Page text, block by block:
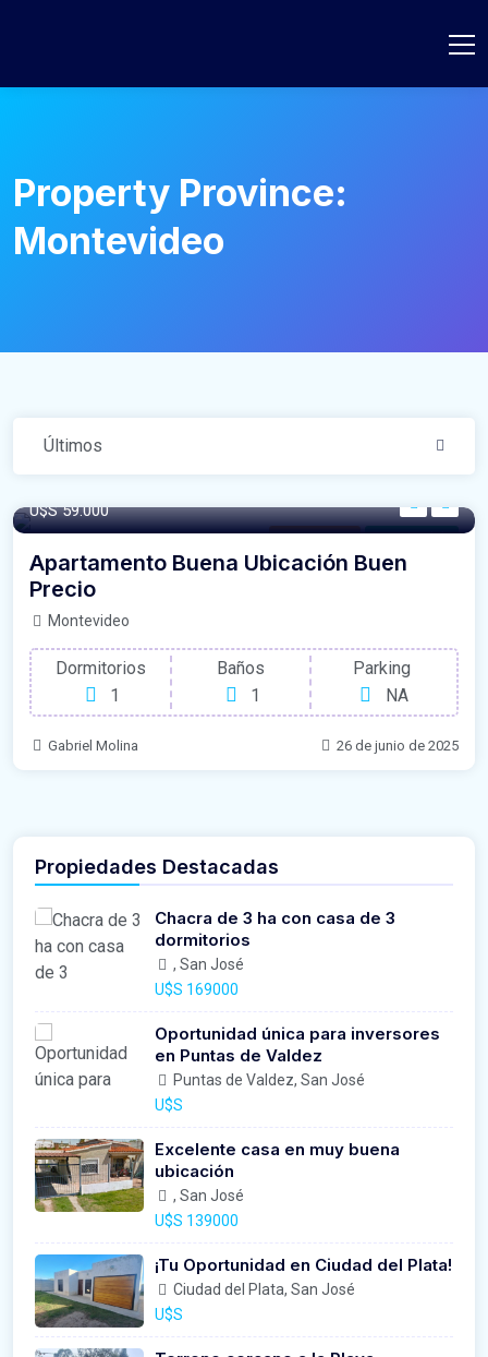
Property Province:
Montevideo
Últimos
Apartamento Para Vendido
U$S 59.000
Apartamento Buena Ubicación Buen
Precio
Montevideo
Dormitorios
1
Baños
1
Parking
NA
Gabriel Molina 26 de junio de 2025
Propiedades Destacadas
Chacra de 3 ha con casa de 3
dormitorios
, San José
U$S 169000
Oportunidad única para inversores
en Puntas de Valdez
Puntas de Valdez, San José
U$S
Excelente casa en muy buena
ubicación
, San José
U$S 139000
¡Tu Oportunidad en Ciudad del Plata!
Ciudad del Plata, San José
U$S